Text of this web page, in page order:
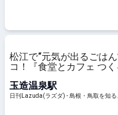
松江で“元気が出るごはん
コ！『食堂とカフェ つ
刊Lazuda
玉造温泉駅
日刊Lazuda(ラズダ) - 島根・鳥取を知